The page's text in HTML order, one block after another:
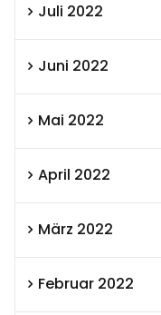
Juli 2022
Juni 2022
Mai 2022
April 2022
März 2022
Februar 2022